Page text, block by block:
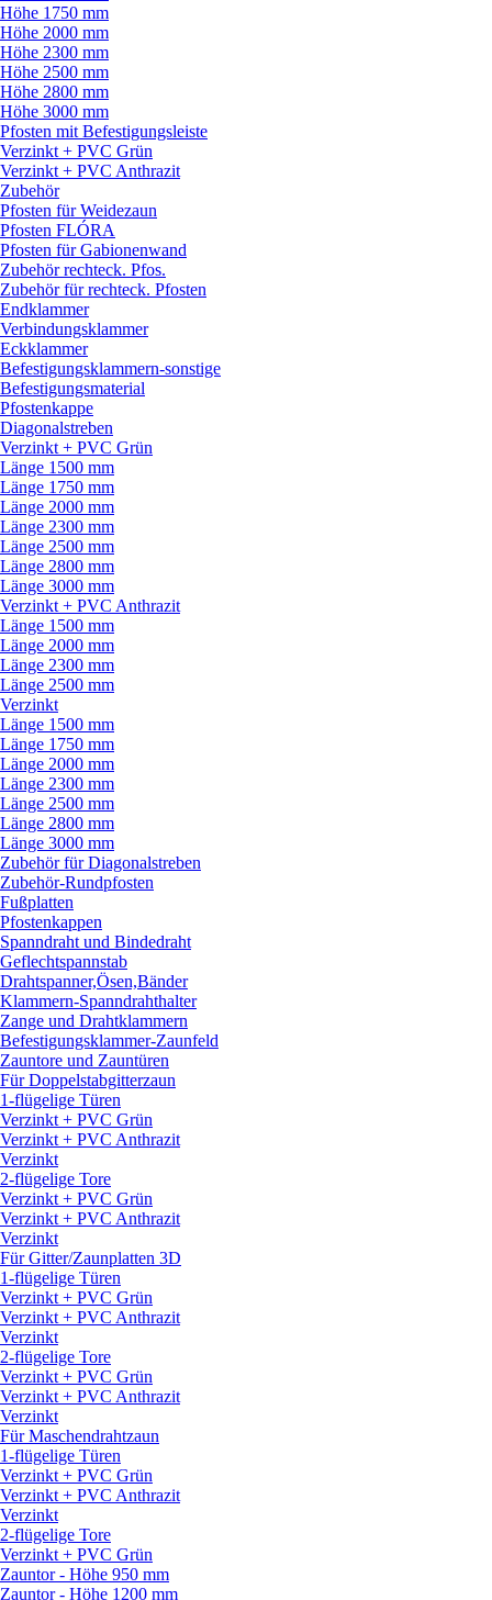
Höhe 1750 mm
Höhe 2000 mm
Höhe 2300 mm
Höhe 2500 mm
Höhe 2800 mm
Höhe 3000 mm
Pfosten mit Befestigungsleiste
Verzinkt + PVC Grün
Verzinkt + PVC Anthrazit
Zubehör
Pfosten für Weidezaun
Pfosten FLÓRA
Pfosten für Gabionenwand
Zubehör rechteck. Pfos.
Zubehör für rechteck. Pfosten
Endklammer
Verbindungsklammer
Eckklammer
Befestigungsklammern-sonstige
Befestigungsmaterial
Pfostenkappe
Diagonalstreben
Verzinkt + PVC Grün
Länge 1500 mm
Länge 1750 mm
Länge 2000 mm
Länge 2300 mm
Länge 2500 mm
Länge 2800 mm
Länge 3000 mm
Verzinkt + PVC Anthrazit
Länge 1500 mm
Länge 2000 mm
Länge 2300 mm
Länge 2500 mm
Verzinkt
Länge 1500 mm
Länge 1750 mm
Länge 2000 mm
Länge 2300 mm
Länge 2500 mm
Länge 2800 mm
Länge 3000 mm
Zubehör für Diagonalstreben
Zubehör-Rundpfosten
Fußplatten
Pfostenkappen
Spanndraht und Bindedraht
Geflechtspannstab
Drahtspanner,Ösen,Bänder
Klammern-Spanndrahthalter
Zange und Drahtklammern
Befestigungsklammer-Zaunfeld
Zauntore und Zauntüren
Für Doppelstabgitterzaun
1-flügelige Türen
Verzinkt + PVC Grün
Verzinkt + PVC Anthrazit
Verzinkt
2-flügelige Tore
Verzinkt + PVC Grün
Verzinkt + PVC Anthrazit
Verzinkt
Für Gitter/Zaunplatten 3D
1-flügelige Türen
Verzinkt + PVC Grün
Verzinkt + PVC Anthrazit
Verzinkt
2-flügelige Tore
Verzinkt + PVC Grün
Verzinkt + PVC Anthrazit
Verzinkt
Für Maschendrahtzaun
1-flügelige Türen
Verzinkt + PVC Grün
Verzinkt + PVC Anthrazit
Verzinkt
2-flügelige Tore
Verzinkt + PVC Grün
Zauntor - Höhe 950 mm
Zauntor - Höhe 1200 mm